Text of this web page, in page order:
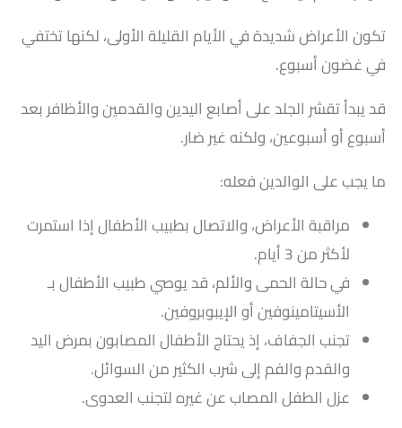
تكون الأعراض شديدة في الأيام القليلة الأولى، لكنها تختفي
في غضون أسبوع.
قد يبدأ تقشر الجلد على أصابع اليدين والقدمين والأظافر بعد
أسبوع أو أسبوعين، ولكنه غير ضار.
ما يجب على الوالدين فعله:
مراقبة الأعراض، والاتصال بطبيب الأطفال إذا استمرت
لأكثر من 3 أيام.
في حالة الحمى والألم، قد يوصي طبيب الأطفال بـ
الأسيتامينوفين أو الإيبوبروفين.
تجنب الجفاف، إذ يحتاج الأطفال المصابون بمرض اليد
والقدم والفم إلى شرب الكثير من السوائل.
عزل الطفل المصاب عن غيره لتجنب العدوى.